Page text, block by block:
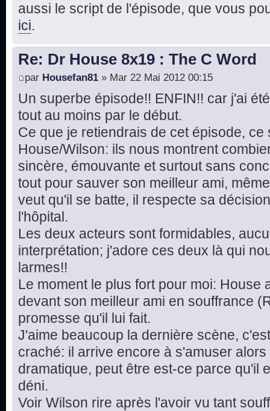
aussi le script de l'épisode, que vous
ici.
Re: Dr House 8x19 : The C Word
par Housefan81 » Mar 22 Mai 2012 00:15
Un superbe épisode!! ENFIN!! car j'ai
tout au moins par le début.
Ce que je retiendrais de cet épisode, ce
House/Wilson: ils nous montrent
sincère, émouvante et surtout sans
tout pour sauver son meilleur ami,
veut qu'il se batte, il respecte sa
l'hôpital.
Les deux acteurs sont formidables,
interprétation; j'adore ces deux là qui
larmes!!
Le moment le plus fort pour moi: House
devant son meilleur ami en souffrance
promesse qu'il lui fait.
J'aime beaucoup la dernière scène,
craché: il arrive encore à s'amuser
dramatique, peut être est-ce parce qu'il
déni.
Voir Wilson rire après l'avoir vu tant